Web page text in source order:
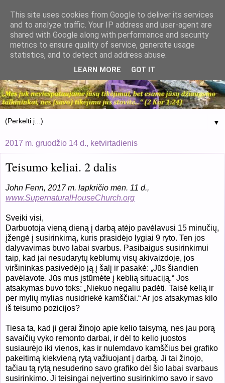
▼
2017 m. gruodžio 14 d., ketvirtadienis
Teisumo keliai. 2 dalis
John Fenn, 2017 m. lapkričio mėn. 11 d.,
www.SupernaturalHouseChurch.org
Sveiki visi,
Darbuotoja vieną dieną į darbą atėjo pavėlavusi 15 minučių,
įžengė į susirinkimą, kuris prasidėjo lygiai 9 ryto. Ten jos
dalyvavimas buvo labai svarbus. Pasibaigus susirinkimui
taip, kad jai nesudarytų keblumų visų akivaizdoje, jos
viršininkas pasivedėjo ją į šalį ir pasakė: „Jūs šiandien
pavėlavote. Jūs mus įstūmėte į keblią situaciją.“ Jos
atsakymas buvo toks: „Niekuo negaliu padėti. Taisė kelią ir
per mylių mylias nusidriekė kamščiai.“ Ar jos atsakymas kilo
iš teisumo pozicijos?
Tiesa ta, kad ji gerai žinojo apie kelio taisymą, nes jau porą
savaičių vyko remonto darbai, ir dėl to kelio juostos
susiaurėjo iki vienos, kas ir nulemdavo kamščius bei grafiko
pakeitimą kiekvieną rytą važiuojant į darbą. Ji tai žinojo,
tačiau tą rytą nesuderino savo grafiko dėl šio labai svarbaus
susirinkimo. Ji teisingai neįvertino susirinkimo savo ir savo
This site uses cookies from Google to deliver its services
and to analyze traffic. Your IP address and user-agent are
shared with Google along with performance and security
metrics to ensure quality of service, generate usage
statistics, and to detect and address abuse.
LEARN MORE GOT IT